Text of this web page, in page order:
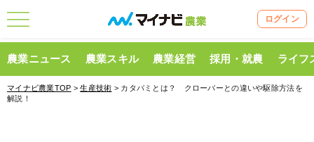
ログイン
農業ニュース 農業スキル 農業経営 採用・就農 ライフ
マイナビ農業TOP >生産技術 > カタバミとは？ クローバーとの違いや駆除方法を
解説！